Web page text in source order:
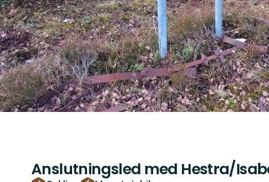
Anslutningsled med Hestra/